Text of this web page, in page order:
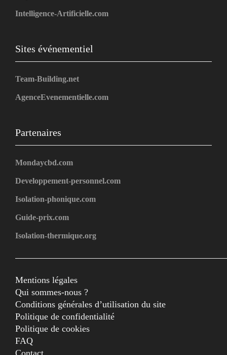
Intelligence-Artificielle.com
Sites événementiel
Team-Building.net
AgenceEvenementielle.com
Partenaires
Mondaycbd.com
Developpement-personnel.com
Isolation-phonique.com
Guide-prix.com
Isolation-thermique.org
Mentions légales
Qui sommes-nous ?
Conditions générales d’utilisation du site
Politique de confidentialité
Politique de cookies
FAQ
Contact